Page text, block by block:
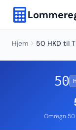
Hjem 50 HKD til
50
Omregn